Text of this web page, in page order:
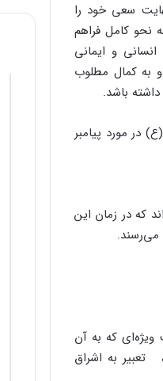
سعی خود را
نحو کامل فراهم
انسانی و ایمانی
و به کمال مطلوب
باشد.
در مورد پیامبر
که در زمان این
می‌رسند.
ویژه‌ای که به آن
تعبیر به اشراق